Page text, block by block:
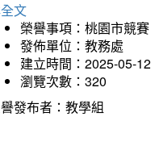
文
榮譽事項：桃園市競賽
發佈單位：教務處
建立時間：2025-05-12
瀏覽次數：320
發布者：教學組